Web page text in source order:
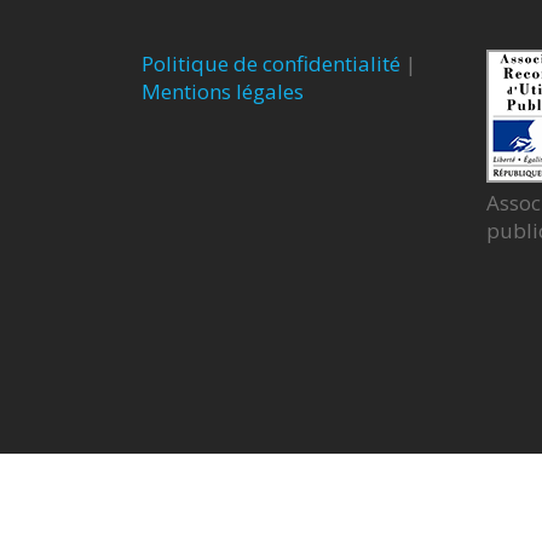
Politique de confidentialité |
Mentions légales